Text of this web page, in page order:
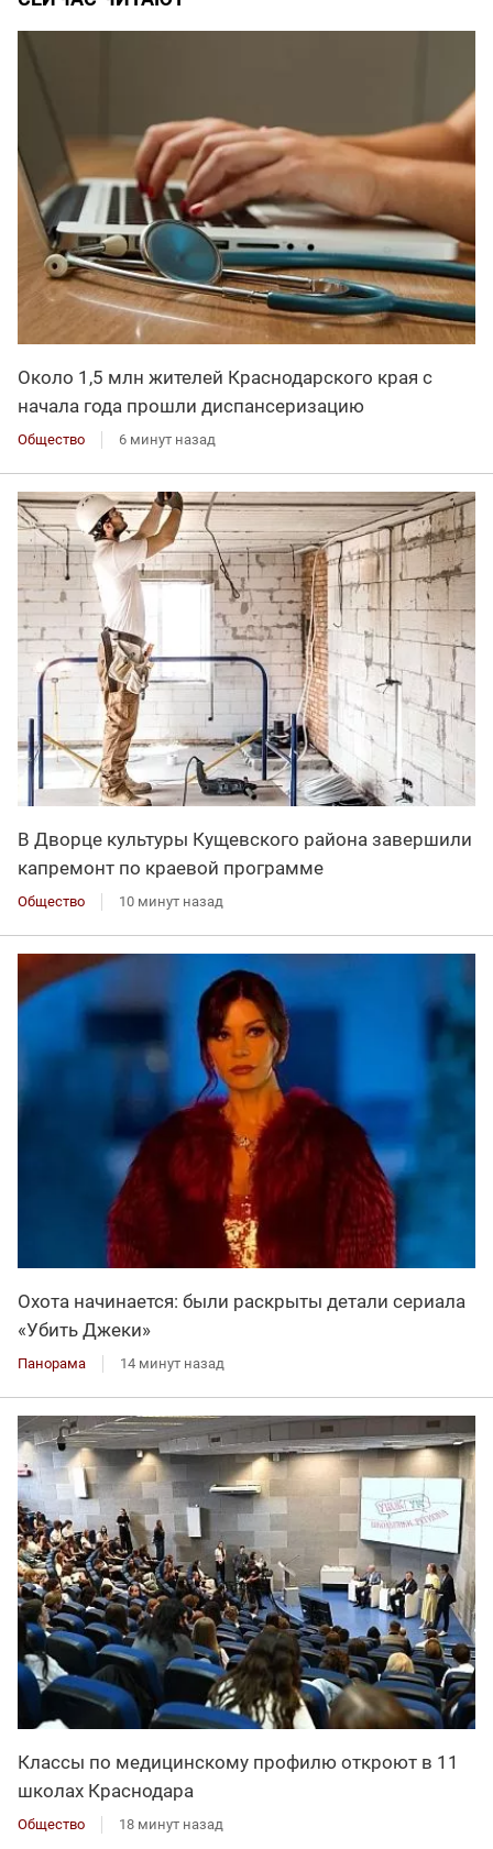
Около 1,5 млн жителей Краснодарского края с
начала года прошли диспансеризацию
Общество 6 минут назад
В Дворце культуры Кущевского района завершили
капремонт по краевой программе
Общество 10 минут назад
Охота начинается: были раскрыты детали сериала
«Убить Джеки»
Панорама 14 минут назад
Классы по медицинскому профилю откроют в 11
школах Краснодара
Общество 18 минут назад